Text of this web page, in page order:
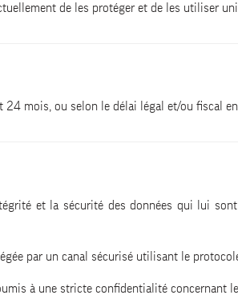
de les protéger et de les utiliser
24 mois, ou selon le délai légal et/ou fiscal
et la sécurité des données qui lui
par un canal sécurisé utilisant le protocole
à une stricte confidentialité concernant